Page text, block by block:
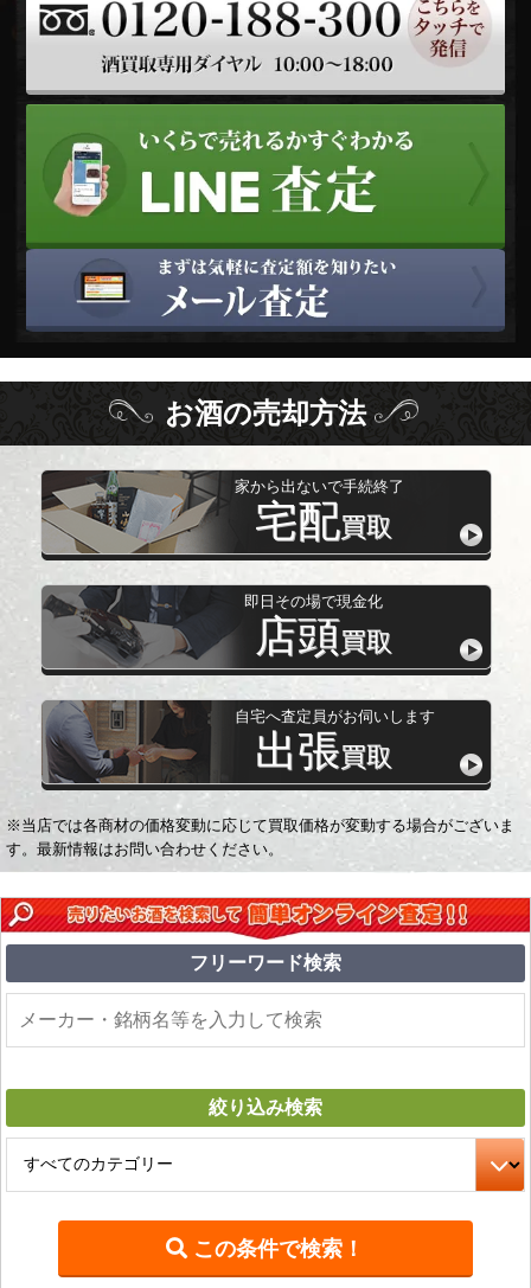
お酒の売却方法
家から出ないで手続終了
宅配買取
即日その場で現金化
店頭買取
自宅へ査定員がお伺いします
出張買取
※当店では各商材の価格変動に応じて買取価格が変動する場合がございま
す。最新情報はお問い合わせください。
フリーワード検索
絞り込み検索